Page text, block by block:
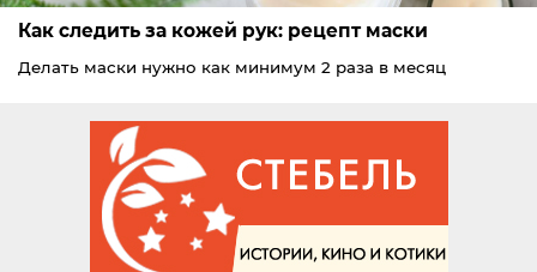
Как следить за кожей рук: рецепт маски
Делать маски нужно как минимум 2 раза в месяц